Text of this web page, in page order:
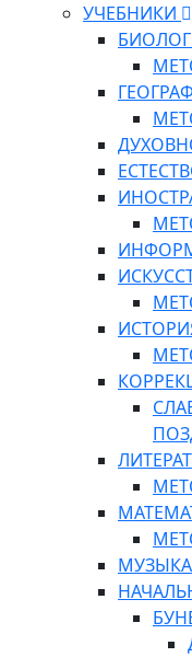
УЧЕБНИКИ
МУЗЫКА